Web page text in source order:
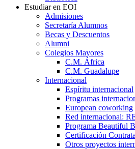
Estudiar en EOI
Admisiones
Secretaría Alumnos
Becas y Descuentos
Alumni
Colegios Mayores
C.M. África
C.M. Guadalupe
Internacional
Espíritu internacional
Programas
European coworking
Red internacional:
Programa Beautiful
Certificación
Otros proyectos